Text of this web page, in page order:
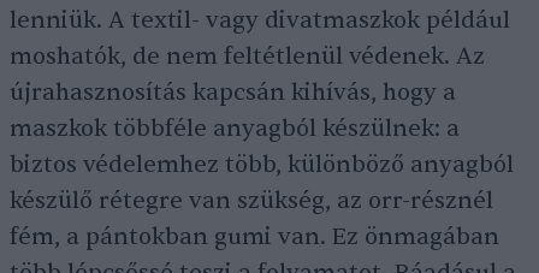
lenniük. A textil- vagy divatmaszkok például
moshatók, de nem feltétlenül védenek. Az
újrahasznosítás kapcsán kihívás, hogy a
maszkok többféle anyagból készülnek: a
biztos védelemhez több, különböző anyagból
készülő rétegre van szükség, az orr-résznél
fém, a pántokban gumi van. Ez önmagában